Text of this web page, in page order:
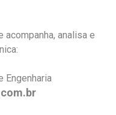
acompanha, analisa e
Engenharia